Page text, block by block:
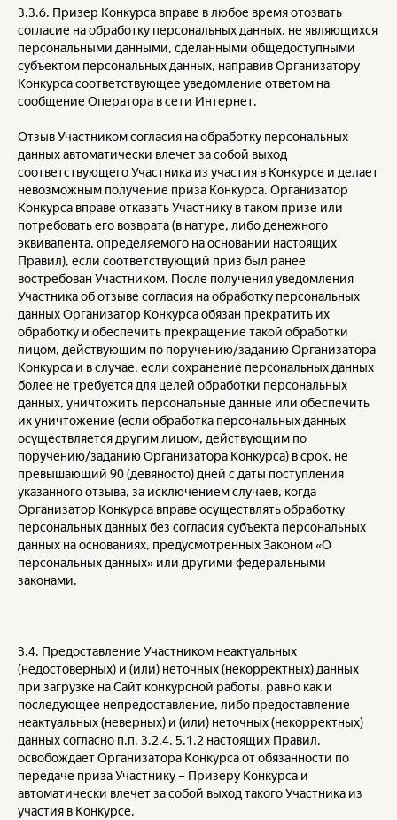
3.3.6. Призер Конкурса вправе в любое время отозвать
согласие на обработку персональных данных, не являющихся
персональными данными, сделанными общедоступными
субъектом персональных данных, направив Организатору
Конкурса соответствующее уведомление ответом на
сообщение Оператора в сети Интернет.
Отзыв Участником согласия на обработку персональных
данных автоматически влечет за собой выход
соответствующего Участника из участия в Конкурсе и делает
невозможным получение приза Конкурса. Организатор
Конкурса вправе отказать Участнику в таком призе или
потребовать его возврата (в натуре, либо денежного
эквивалента, определяемого на основании настоящих
Правил), если соответствующий приз был ранее
востребован Участником. После получения уведомления
Участника об отзыве согласия на обработку персональных
данных Организатор Конкурса обязан прекратить их
обработку и обеспечить прекращение такой обработки
лицом, действующим по поручению/заданию Организатора
Конкурса и в случае, если сохранение персональных данных
более не требуется для целей обработки персональных
данных, уничтожить персональные данные или обеспечить
их уничтожение (если обработка персональных данных
осуществляется другим лицом, действующим по
поручению/заданию Организатора Конкурса) в срок, не
превышающий 90 (девяносто) дней с даты поступления
указанного отзыва, за исключением случаев, когда
Организатор Конкурса вправе осуществлять обработку
персональных данных без согласия субъекта персональных
данных на основаниях, предусмотренных Законом «О
персональных данных» или другими федеральными
законами.
3.4. Предоставление Участником неактуальных
(недостоверных) и (или) неточных (некорректных) данных
при загрузке на Сайт конкурсной работы, равно как и
последующее непредоставление, либо предоставление
неактуальных (неверных) и (или) неточных (некорректных)
данных согласно п.п. 3.2.4, 5.1.2 настоящих Правил,
освобождает Организатора Конкурса от обязанности по
передаче приза Участнику – Призеру Конкурса и
автоматически влечет за собой выход такого Участника из
участия в Конкурсе.